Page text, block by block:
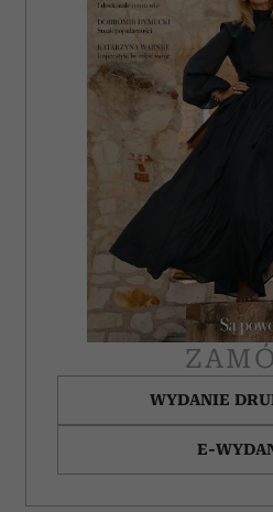
WYDANIE
E-